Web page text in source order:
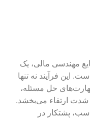
مهندسی مالی، یک
این فرآیند نه تنها
حل مسئله،
شدت ارتقاء می‌بخشد.
پشتکار در